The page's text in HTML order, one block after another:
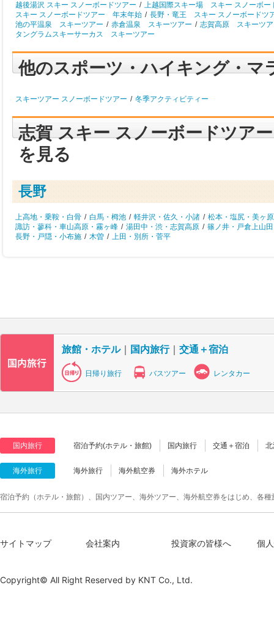
越後湯沢 スキー スノーボードツアー / 上越国際スキー場 スキー スノーボー
スキー スノーボードツアー 年末年始 / 長野・竜王 スキー スノーボードツ
池の平温泉 スキーツアー / 赤倉温泉 スキーツアー / 志賀高原 スキーツ
タングラムスキーサーカス スキーツアー
他のスポーツ・ハイキング・マ
スキーツアー スノーボードツアー / 冬季アクティビティー
志賀 スキー スノーボードツア
を見る
長野
上高地・乗鞍・白骨 / 白馬・栂池 / 軽井沢・佐久・小諸 / 松本・塩尻・美ヶ原
諏訪・蓼科・車山高原・霧ヶ峰 / 湯田中・渋・志賀高原 / 篠ノ井・戸倉上山田
長野・戸隠・小布施 / 木曽 / 上田・別所・菅平
旅館・ホテル｜ 国内旅行｜ 交通＋宿泊
日帰り旅行 バスツアー レンタカー
国内旅行 宿泊予約(ホテル・旅館) 国内旅行 交通＋宿泊
海外旅行 海外旅行 海外航空券 海外ホテル
宿泊予約（ホテル・旅館）、国内ツアー、海外ツアー、海外航空券をはじめ、各
サイトマップ 会社案内 投資家の皆様へ 個
Copyright© All Right Reserved by KNT Co., Ltd.